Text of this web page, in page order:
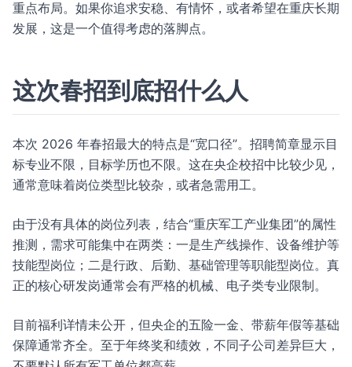
重点布局。如果你追求安稳、有情怀，或者希望在重庆长期
发展，这是一个值得考虑的落脚点。
这次春招到底招什么人
本次 2026 年春招最大的特点是“宽口径”。招聘简章显示目
标专业不限，目标学历也不限。这在央企校招中比较少见，
通常意味着岗位类型比较杂，或者急需用工。
由于没有具体的岗位列表，结合“重庆军工产业集团”的属性
推测，需求可能集中在两类：一是生产线操作、设备维护等
技能型岗位；二是行政、后勤、基础管理等职能型岗位。真
正的核心研发岗通常会有严格的机械、电子类专业限制。
目前福利详情未公开，但央企的五险一金、带薪年假等基础
保障通常齐全。至于年终奖和绩效，不同子公司差异巨大，